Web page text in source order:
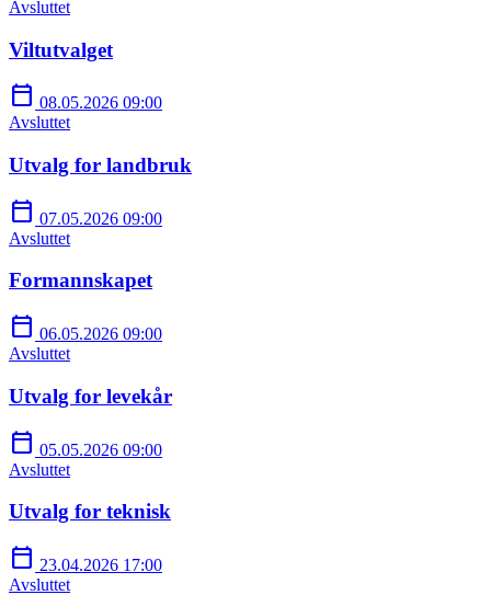
Avsluttet
Viltutvalget
calendar_today 08.05.2026 09:00
Avsluttet
Utvalg for landbruk
calendar_today 07.05.2026 09:00
Avsluttet
Formannskapet
calendar_today 06.05.2026 09:00
Avsluttet
Utvalg for levekår
calendar_today 05.05.2026 09:00
Avsluttet
Utvalg for teknisk
calendar_today 23.04.2026 17:00
Avsluttet